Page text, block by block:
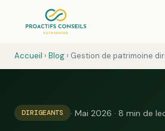
Accueil › Blog › Gestion de patrimoine
DIRIGEANTS · Mai 2026 · 8 min de